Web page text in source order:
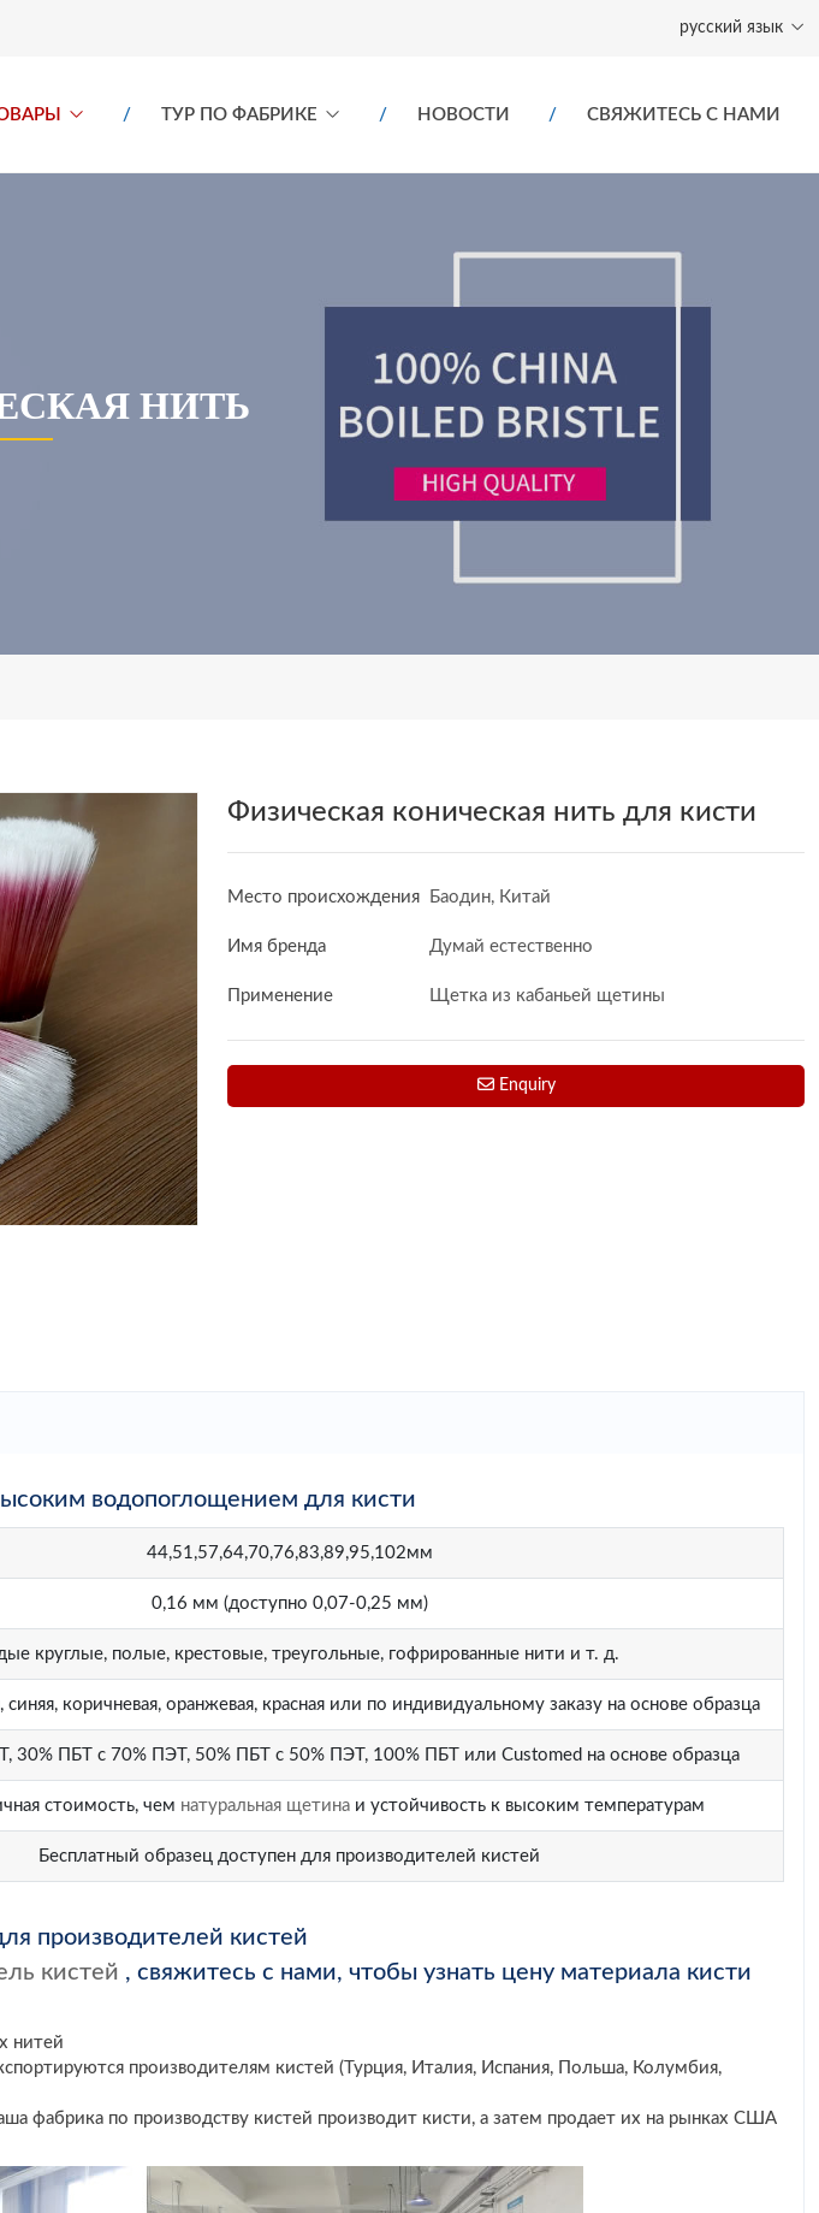
русский язык
ТУР ПО ФАБРИКЕ НОВОСТИ СВЯЖИТЕСЬ С НАМИ
НИТЬ
Физическая коническая нить для кисти
Место происхождения Баодин, Китай
Имя бренда Думай естественно
Применение Щетка из кабаньей щетины
Enquiry
водопоглощением для кисти
44,51,57,64,70,76,83,89,95,102мм
0,16 мм (доступно 0,07-0,25 мм)
круглые, полые, крестовые, треугольные, гофрированные нити и т. д.
синяя, коричневая, оранжевая, красная или по индивидуальному заказу на основе образца
30% ПБТ с 70% ПЭТ, 50% ПБТ с 50% ПЭТ, 100% ПБТ или Customed на основе образца
стоимость, чем натуральная щетина и устойчивость к высоким температурам
Бесплатный образец доступен для производителей кистей
производителей кистей
кистей , свяжитесь с нами, чтобы узнать цену материала кисти
нитей
производителям кистей (Турция, Италия, Испания, Польша, Колумбия,
фабрика по производству кистей производит кисти, а затем продает их на рынках США